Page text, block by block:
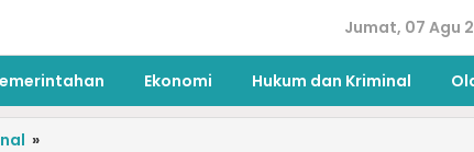
Jumat, 07 Agu
Ekonomi Hukum dan Kriminal
»